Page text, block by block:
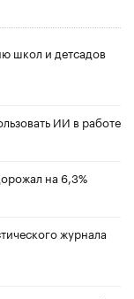
школ и детсадов
ИИ в работе
на 6,3%
журнала